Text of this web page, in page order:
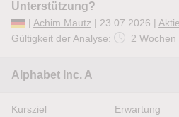
Unterstützung?
| Achim Mautz | 23.07.2026 |
Gültigkeit der Analyse:
2 Wochen
Alphabet Inc. A
Kursziel
Erwartung